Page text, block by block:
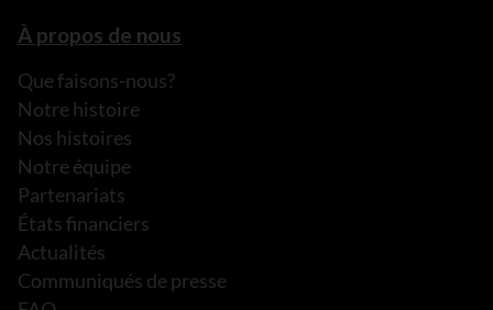
À propos de nous
Que faisons-nous?
Notre histoire
Nos histoires
Notre équipe
Partenariats
États financiers
Actualités
Communiqués de presse